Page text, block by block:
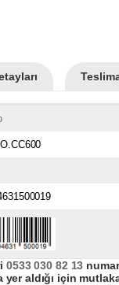
0533 030 82 13
aldığı için